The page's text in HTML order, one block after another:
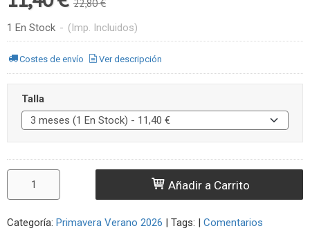
22,80 €
1 En Stock - (Imp. Incluidos)
Costes de envío Ver descripción
Talla
Añadir a Carrito
Categoría: Primavera Verano 2026 | Tags: | Comentarios